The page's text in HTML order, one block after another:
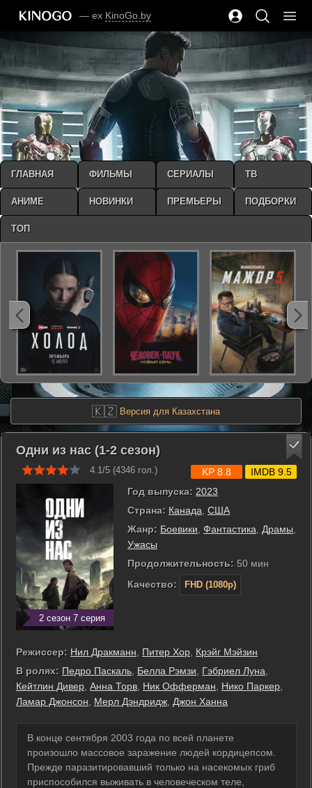
— ex KinoGo.by
🇰🇿 Версия для Казахстана
Одни из нас (1-2 сезон)
4.1/5 (4346 гол.)
2 сезон 7 серия
Год выпуска: 2023
Страна: Канада США
Жанр: Боевики Фантастика Драмы
Ужасы
Продолжительность: 50 мин
Качество:
FHD (1080p)
KP 8.8 IMDB 9.5
Режиссер: Нил Дракманн Питер Хор Крэйг Мэйзин
В ролях: Педро Паскаль Белла Рэмзи Гэбриел Луна
Кейтлин Дивер Анна Торв Ник Офферман Нико Паркер
Ламар Джонсон
Мерл Дэндридж Джон Ханна
В конце сентября 2003 года по всей планете
произошло массовое заражение людей кордицепсом.
Прежде паразитировавший только на насекомых гриб
приспособился выживать в человеческом теле,
ГЛАВНАЯ ФИЛЬМЫ СЕРИАЛЫ ТВ
АНИМЕ НОВИНКИ ПРЕМЬЕРЫ ПОДБОРКИ
ТОП